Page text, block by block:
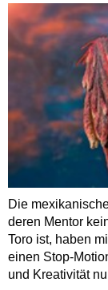
Die
deren Mentor
Toro ist, haben
einen Stop-
und Kreativität